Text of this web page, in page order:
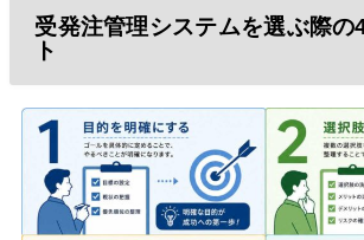
受発注管理システムを選ぶ際の
ト